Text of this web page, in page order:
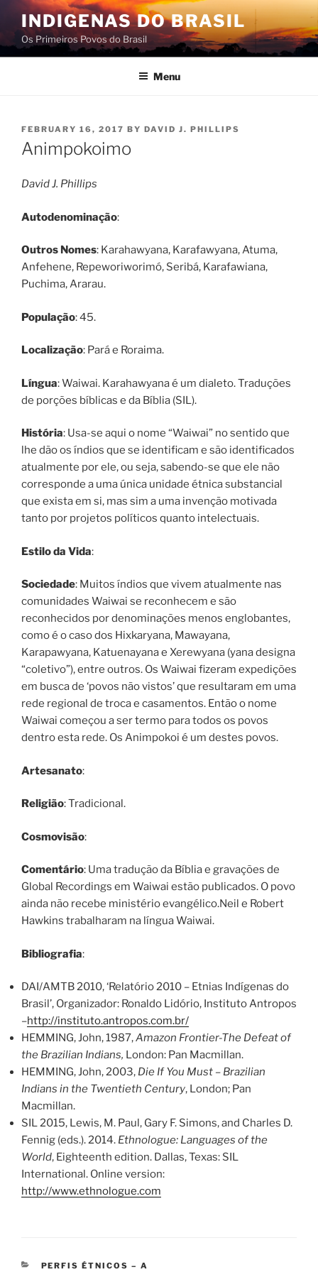
content
INDIGENAS DO BRASIL
Os Primeiros Povos do Brasil
Menu
POSTED
ON
FEBRUARY 16, 2017 BY DAVID J. PHILLIPS
Animpokoimo
David J. Phillips
Autodenominação:
Outros Nomes: Karahawyana, Karafawyana, Atuma,
Anfehene, Repeworiworimó, Seribá, Karafawiana,
Puchima, Ararau.
População: 45.
Localização: Pará e Roraima.
Língua: Waiwai. Karahawyana é um dialeto. Traduções
de porções bíblicas e da Bíblia (SIL).
História: Usa-se aqui o nome “Waiwai” no sentido que
lhe dão os índios que se identificam e são identificados
atualmente por ele, ou seja, sabendo-se que ele não
corresponde a uma única unidade étnica substancial
que exista em si, mas sim a uma invenção motivada
tanto por projetos políticos quanto intelectuais.
Estilo da Vida:
Sociedade: Muitos índios que vivem atualmente nas
comunidades Waiwai se reconhecem e são
reconhecidos por denominações menos englobantes,
como é o caso dos Hixkaryana, Mawayana,
Karapawyana, Katuenayana e Xerewyana (yana designa
“coletivo”), entre outros. Os Waiwai fizeram expedições
em busca de ‘povos não vistos’ que resultaram em uma
rede regional de troca e casamentos. Então o nome
Waiwai começou a ser termo para todos os povos
dentro esta rede. Os Animpokoi é um destes povos.
Artesanato:
Religião: Tradicional.
Cosmovisão:
Comentário: Uma tradução da Bíblia e gravações de
Global Recordings em Waiwai estão publicados. O povo
ainda não recebe ministério evangélico.Neil e Robert
Hawkins trabalharam na língua Waiwai.
Bibliografia:
DAI/AMTB 2010, ‘Relatório 2010 – Etnias Indígenas do
Brasil’, Organizador: Ronaldo Lidório, Instituto Antropos
–http://instituto.antropos.com.br/
HEMMING, John, 1987,Amazon Frontier-The Defeat of
the Brazilian Indians, London: Pan Macmillan.
HEMMING, John, 2003, Die If You Must – Brazilian
Indians in the Twentieth Century, London; Pan
Macmillan.
SIL 2015, Lewis, M. Paul, Gary F. Simons, and Charles D.
Fennig (eds.). 2014. Ethnologue: Languages of the
World, Eighteenth edition. Dallas, Texas: SIL
International. Online version:
http://www.ethnologue.com
CATEGORIES
PERFIS ÉTNICOS – A